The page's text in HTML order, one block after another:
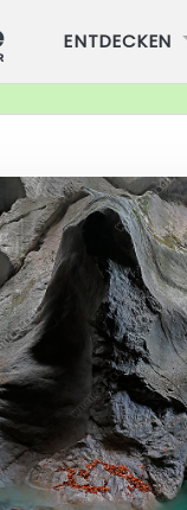
ENTDECKEN